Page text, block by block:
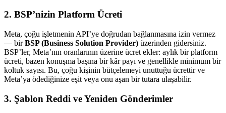
2. BSP’nizin Platform Ücreti
Meta, çoğu işletmenin API’ye doğrudan bağlanmasına izin vermez
— birBSP (Business Solution Provider) üzerinden gidersiniz.
BSP’ler, Meta’nın oranlarının üzerine ücret ekler: aylık bir platform
ücreti, bazen konuşma başına bir kâr payı ve genellikle minimum bir
koltuk sayısı. Bu, çoğu kişinin bütçelemeyi unuttuğu ücrettir ve
Meta’ya ödediğinize eşit veya onu aşan bir tutara ulaşabilir.
3. Şablon Reddi ve Yeniden Gönderimler